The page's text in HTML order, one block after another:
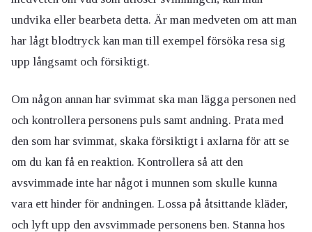
undvika eller bearbeta detta. Är man medveten om att man
har lågt blodtryck kan man till exempel försöka resa sig
upp långsamt och försiktigt.
Om någon annan har svimmat ska man lägga personen ned
och kontrollera personens puls samt andning. Prata med
den som har svimmat, skaka försiktigt i axlarna för att se
om du kan få en reaktion. Kontrollera så att den
avsvimmade inte har något i munnen som skulle kunna
vara ett hinder för andningen. Lossa på åtsittande kläder,
och lyft upp den avsvimmade personens ben. Stanna hos